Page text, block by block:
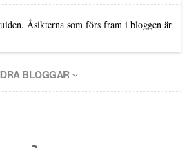
Åsikterna som förs fram i bloggen är
BLOGGAR